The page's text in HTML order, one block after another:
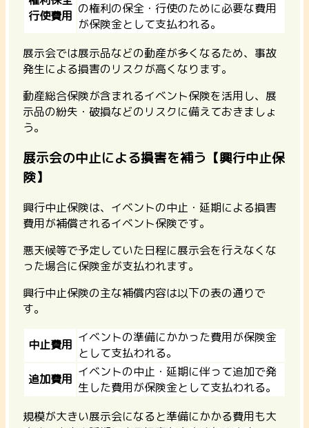
行使費用 の権利の保全・行使のために必要な費用
が保険金として支払われる。
展示会では展示品などの動産が多くなるため、事故
発生による損害のリスクが高くなります。
動産総合保険が含まれるイベント保険を活用し、展
示品の紛失・破損などのリスクに備えておきましょ
う。
展示会の中止による損害を補う【興行中止保
険】
興行中止保険は、イベントの中止・延期による損害
費用が補償されるイベント保険です。
悪天候等で予定していた日程に展示会を行えなくな
った場合に保険金が支払われます。
興行中止保険の主な補償内容は以下の表の通りで
す。
中止費用 イベントの準備にかかった費用が保険金
として支払われる。
追加費用 イベントの中止・延期に伴って追加で発
生した費用が保険金として支払われる。
規模が大きい展示会になると準備にかかる費用も大